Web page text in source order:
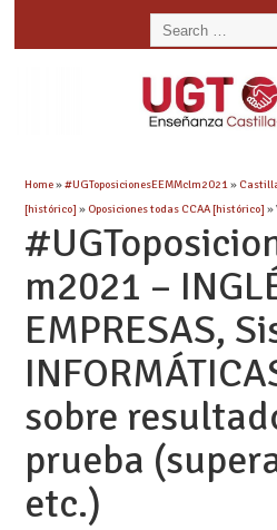
Home»#UGToposicionesEEMMclm2021»
[histórico] » Oposiciones todas CCAA [histórico] »
m2021 –
EMPRESAS,
sobre
prueba
etc.)